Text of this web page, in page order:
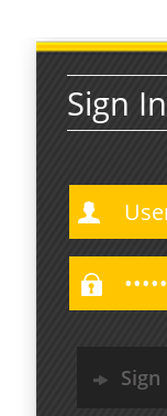
Sign In